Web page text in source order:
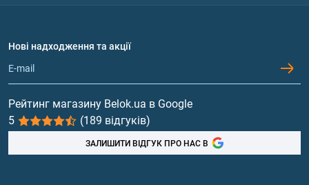
є потужним антиоксидантом, важливий для
різноманітних біохімічних реакцій, в тому числі
процесів синтезу білка і статевих гормонів;
як компонент анаболічних гормонів важливий для
Обмін та повернення
Протеїн
Гейнери
Вітаміни та мінерали
Риб'ячий жир, жирні кислоти
Нові надходження та акції
Рейтинг магазину Belok.ua в Google
5
(189 відгуків)
ЗАЛИШИТИ ВІДГУК ПРО НАС В